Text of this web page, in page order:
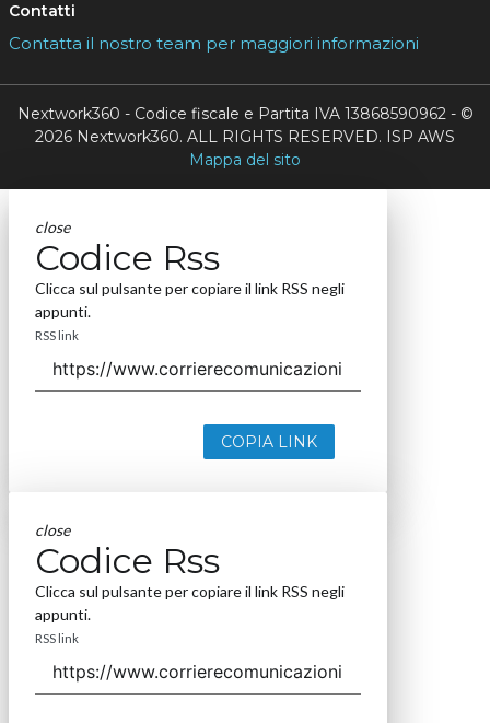
Contatti
Contatta il nostro team per maggiori informazioni
Nextwork360 - Codice fiscale e Partita IVA 13868590962 - ©
2026 Nextwork360. ALL RIGHTS RESERVED. ISP AWS
Mappa del sito
close
Codice Rss
Clicca sul pulsante per copiare il link RSS negli
appunti.
RSS link
COPIA LINK
close
Codice Rss
Clicca sul pulsante per copiare il link RSS negli
appunti.
RSS link